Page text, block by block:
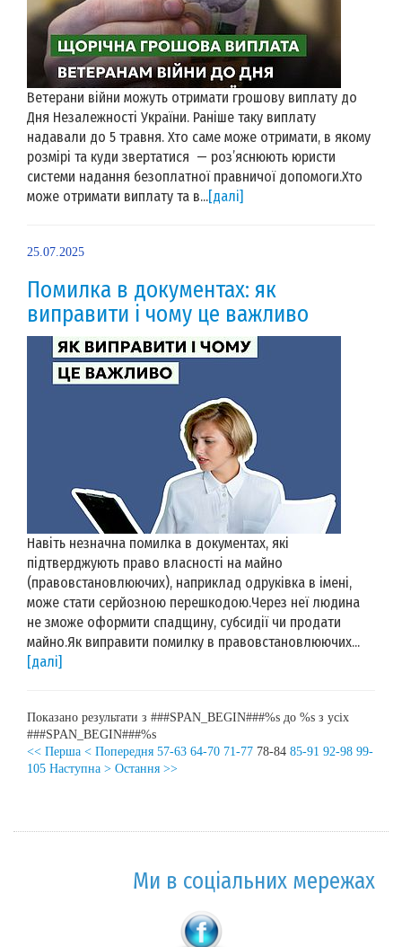
Ветерани війни можуть отримати грошову виплату до
Дня Незалежності України. Раніше таку виплату
надавали до 5 травня. Хто саме може отримати, в якому
розмірі та куди звертатися — роз’яснюють юристи
системи надання безоплатної правничої допомоги.Хто
може отримати виплату та в...[далі]
25.07.2025
Помилка в документах: як
виправити і чому це важливо
Навіть незначна помилка в документах, які
підтверджують право власності на майно
(правовстановлюючих), наприклад одруківка в імені,
може стати серйозною перешкодою.Через неї людина
не зможе оформити спадщину, субсидії чи продати
майно.Як виправити помилку в правовстановлюючих...
[далі]
Показано результати з ###SPAN_BEGIN###%s до %s з усіх
###SPAN_BEGIN###%s
<< Перша < Попередня 57-63 64-70 71-77 78-84 85-91 92-98 99-
105 Наступна > Остання >>
Ми в соціальних мережах